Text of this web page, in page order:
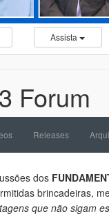
Assista
Forum
Releases
dos
brincadeiras,
que não sigam